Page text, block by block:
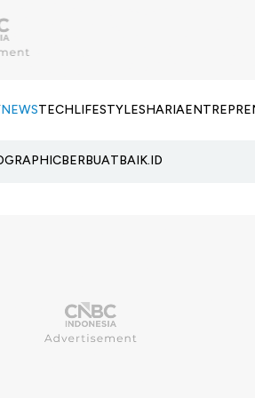
NEWSTECHLIFESTYLESHARIA
BERBUATBAIK.ID